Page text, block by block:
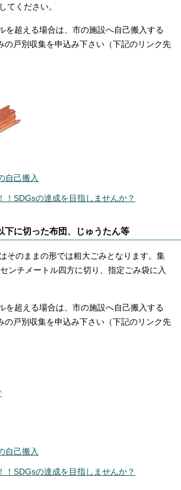
てください。
を超える場合は、市の施設へ自己搬入する
の戸別収集を申込み下さい（下記のリンク先
自己搬入
！SDGsの達成を目指しませんか？
下に切った布団、じゅうたん等
そのままの形では粗大ごみとなります。集
ンチメートル四方に切り、指定ごみ袋に入
を超える場合は、市の施設へ自己搬入する
の戸別収集を申込み下さい（下記のリンク先
自己搬入
！SDGsの達成を目指しませんか？